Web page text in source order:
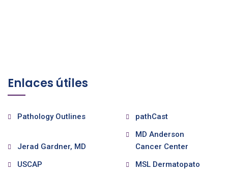
Enlaces útiles
Pathology Outlines pathCast
Jerad Gardner, MD
MD Anderson
Cancer Center
USCAP
MSL Dermatopato